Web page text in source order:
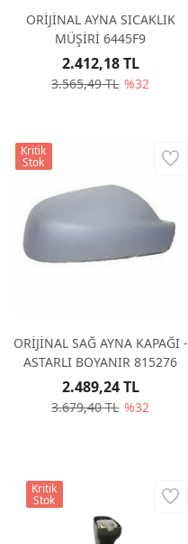
ORİJİNAL AYNA SICAKLIK
MÜŞİRİ 6445F9
3.565,49 TL %32
2.412,18 TL
ORİJİNAL SAĞ AYNA KAPAĞI -
ASTARLI BOYANIR 815276
3.679,40 TL %32
2.489,24 TL
Kritik
Stok
Kritik
Stok